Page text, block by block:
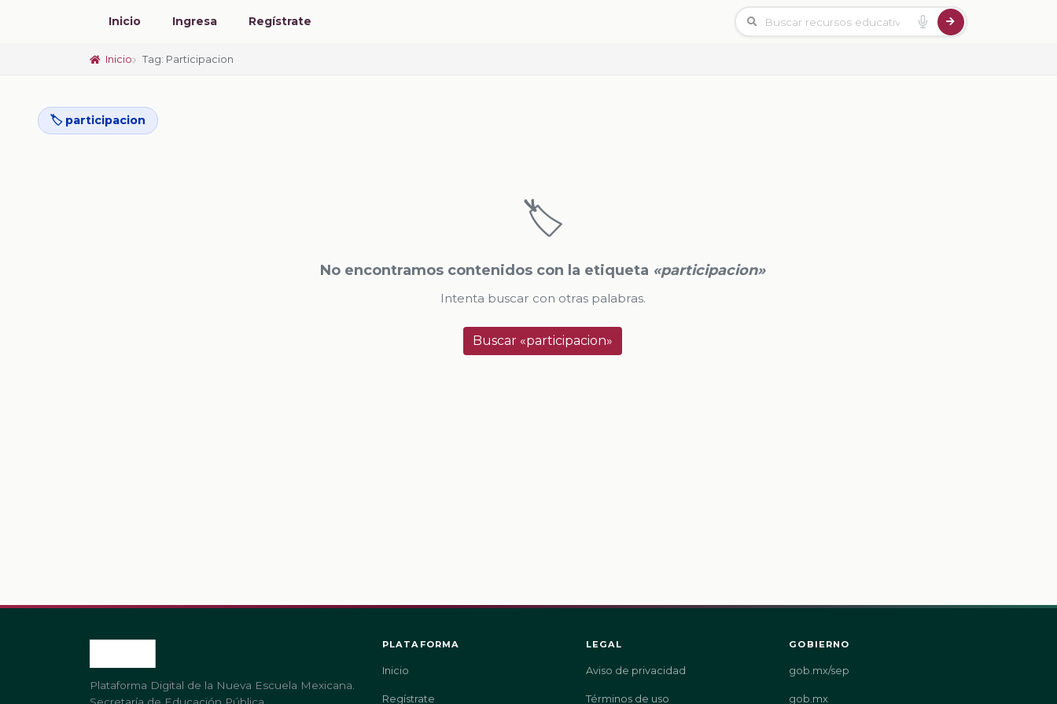
Inicio Ingresa Regístrate
Inicio Tag: Participacion
🏷️ participacion
🏷️
No encontramos contenidos con la etiqueta «participacion»
Intenta buscar con otras palabras.
Buscar «participacion»
Plataforma Digital de la Nueva Escuela Mexicana.
PLATAFORMA
Inicio
Regístrate
LEGAL
Aviso de privacidad
Términos de uso
GOBIERNO
gob.mx/sep
gob.mx